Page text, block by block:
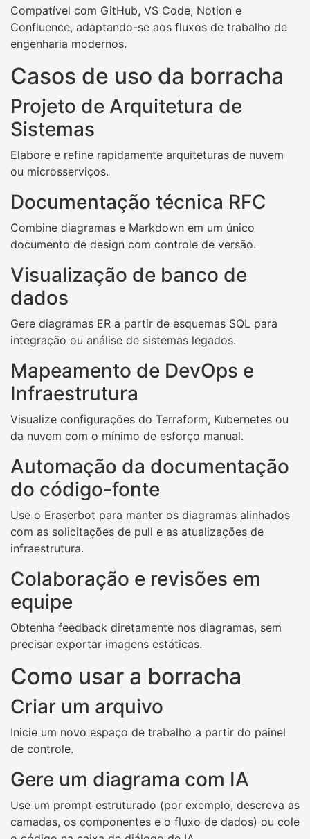
Compatível com GitHub, VS Code, Notion e
Confluence, adaptando-se aos fluxos de trabalho de
engenharia modernos.
Casos de uso da borracha
Projeto de Arquitetura de
Sistemas
Elabore e refine rapidamente arquiteturas de nuvem
ou microsserviços.
Documentação técnica RFC
Combine diagramas e Markdown em um único
documento de design com controle de versão.
Visualização de banco de
dados
Gere diagramas ER a partir de esquemas SQL para
integração ou análise de sistemas legados.
Mapeamento de DevOps e
Infraestrutura
Visualize configurações do Terraform, Kubernetes ou
da nuvem com o mínimo de esforço manual.
Automação da documentação
do código-fonte
Use o Eraserbot para manter os diagramas alinhados
com as solicitações de pull e as atualizações de
infraestrutura.
Colaboração e revisões em
equipe
Obtenha feedback diretamente nos diagramas, sem
precisar exportar imagens estáticas.
Como usar a borracha
Criar um arquivo
Inicie um novo espaço de trabalho a partir do painel
de controle.
Gere um diagrama com IA
Use um prompt estruturado (por exemplo, descreva as
camadas, os componentes e o fluxo de dados) ou cole